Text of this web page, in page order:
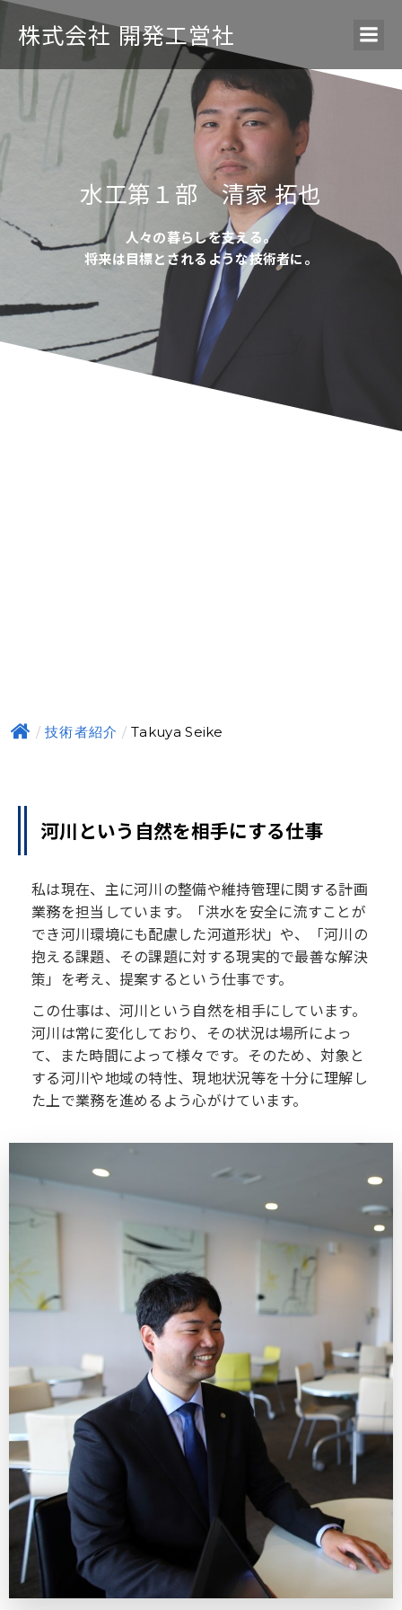
株式会社 開発工営社
水工第１部 清家 拓也
人々の暮らしを支える。
将来は目標とされるような技術者に。
技術者紹介 Takuya Seike
河川という自然を相手にする仕事
私は現在、主に河川の整備や維持管理に関する計画
業務を担当しています。「洪水を安全に流すことが
でき河川環境にも配慮した河道形状」や、「河川の
抱える課題、その課題に対する現実的で最善な解決
策」を考え、提案するという仕事です。
この仕事は、河川という自然を相手にしています。
河川は常に変化しており、その状況は場所によっ
て、また時間によって様々です。そのため、対象と
する河川や地域の特性、現地状況等を十分に理解し
た上で業務を進めるよう心がけています。